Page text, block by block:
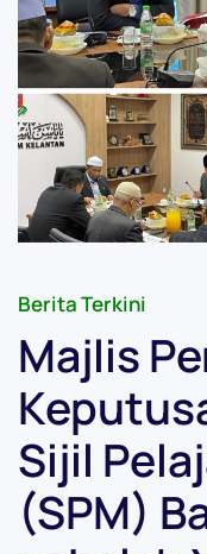
Berita Terkini
Majlis
Sijil
(SPM)